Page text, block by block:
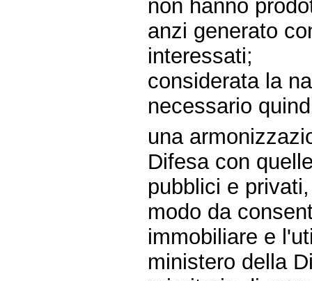
non hanno
anzi generato
interessati;
considerata la
necessario
una
Difesa con
pubblici e
modo da
immobiliare e
ministero della